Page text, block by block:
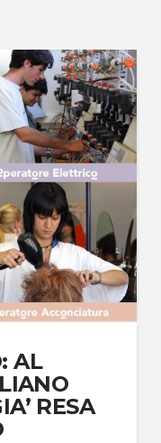
AL
RESA